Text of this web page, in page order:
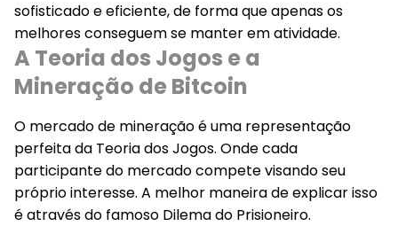
sofisticado e eficiente, de forma que apenas os
melhores conseguem se manter em atividade.
A Teoria dos Jogos e a
Mineração de Bitcoin
O mercado de mineração é uma representação
perfeita da Teoria dos Jogos. Onde cada
participante do mercado compete visando seu
próprio interesse. A melhor maneira de explicar isso
é através do famoso Dilema do Prisioneiro.